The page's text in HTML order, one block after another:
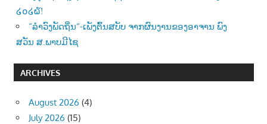
໒໐໒໖!
“ລຳວົງພັດຖິ່ນ“-ເພັງຕົ້ນສບັບ ຈາກຜົນງານຂອງອາຈານ ພົງ
ສວັນ ສ.ພາບມີໄຊ
ARCHIVES
August 2026 (4)
July 2026 (15)